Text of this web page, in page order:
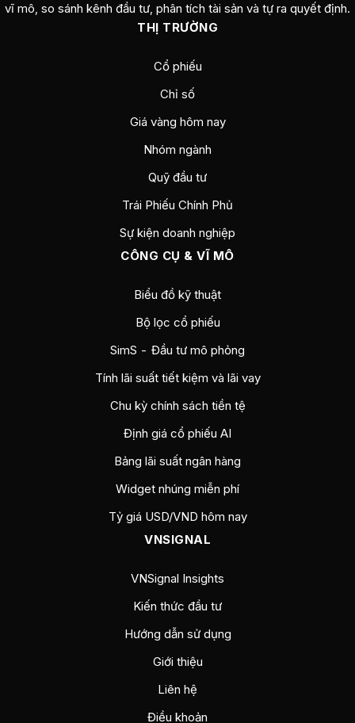
vĩ mô, so sánh kênh đầu tư, phân tích tài sản và tự ra quyết định.
THỊ TRƯỜNG
Cổ phiếu
Chỉ số
Giá vàng hôm nay
Nhóm ngành
Quỹ đầu tư
Trái Phiếu Chính Phủ
Sự kiện doanh nghiệp
CÔNG CỤ & VĨ MÔ
Biểu đồ kỹ thuật
Bộ lọc cổ phiếu
SimS - Đầu tư mô phỏng
Tính lãi suất tiết kiệm và lãi vay
Chu kỳ chính sách tiền tệ
Định giá cổ phiếu AI
Bảng lãi suất ngân hàng
Widget nhúng miễn phí
Tỷ giá USD/VND hôm nay
VNSIGNAL
VNSignal Insights
Kiến thức đầu tư
Hướng dẫn sử dụng
Giới thiệu
Liên hệ
Điều khoản